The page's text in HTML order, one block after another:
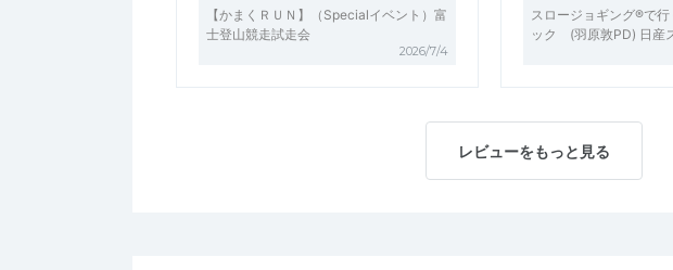
【かまくＲＵＮ】（Specialイベント）富
士登山競走試走会
2026/7/4
スロージョギング®で
ック (羽原敦PD) 日産
レビューをもっと見る